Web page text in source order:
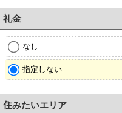
礼金
なし
指定しない
住みたいエリア